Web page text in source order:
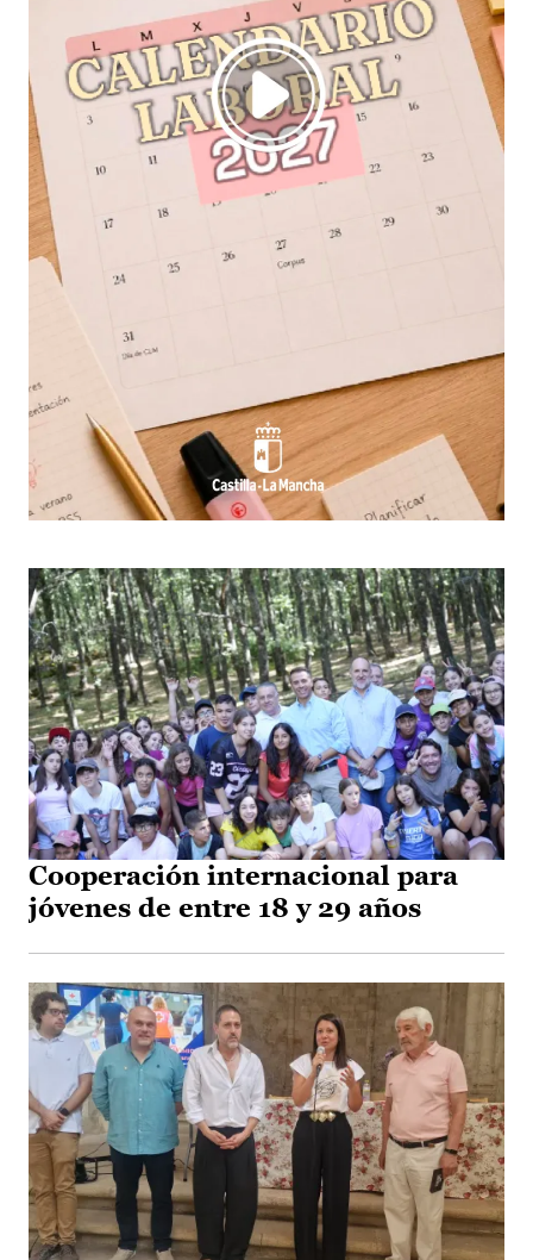
Cooperación internacional para
jóvenes de entre 18 y 29 años